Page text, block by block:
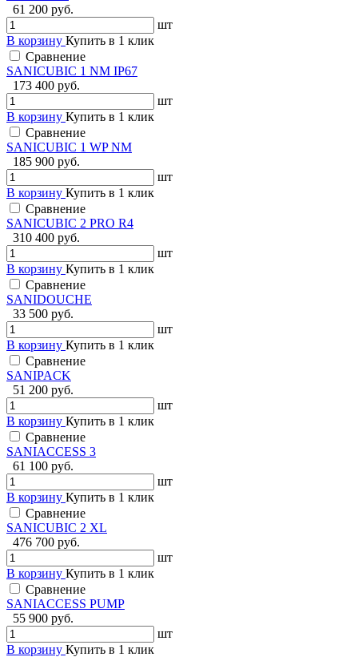
61 200 руб.
шт
В корзину Купить в 1 клик
Сравнение
SANICUBIC 1 NM IP67
173 400 руб.
шт
В корзину Купить в 1 клик
Сравнение
SANICUBIC 1 WP NM
185 900 руб.
шт
В корзину Купить в 1 клик
Сравнение
SANICUBIC 2 PRO R4
310 400 руб.
шт
В корзину Купить в 1 клик
Сравнение
SANIDOUCHE
33 500 руб.
шт
В корзину Купить в 1 клик
Сравнение
SANIPACK
51 200 руб.
шт
В корзину Купить в 1 клик
Сравнение
SANIACCESS 3
61 100 руб.
шт
В корзину Купить в 1 клик
Сравнение
SANICUBIC 2 XL
476 700 руб.
шт
В корзину Купить в 1 клик
Сравнение
SANIACCESS PUMP
55 900 руб.
шт
В корзину Купить в 1 клик